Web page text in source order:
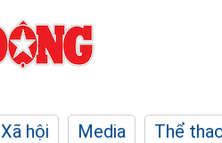
Xã hội Media Thể